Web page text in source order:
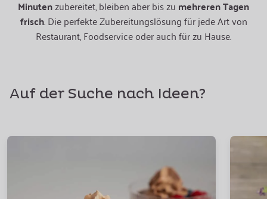
Minutenzubereitet, bleiben aber bis zu mehreren Tagen
frisch. Die perfekte Zubereitungslösung für jede Art von
Restaurant, Foodservice oder auch für zu Hause.
Auf der Suche nach Ideen?